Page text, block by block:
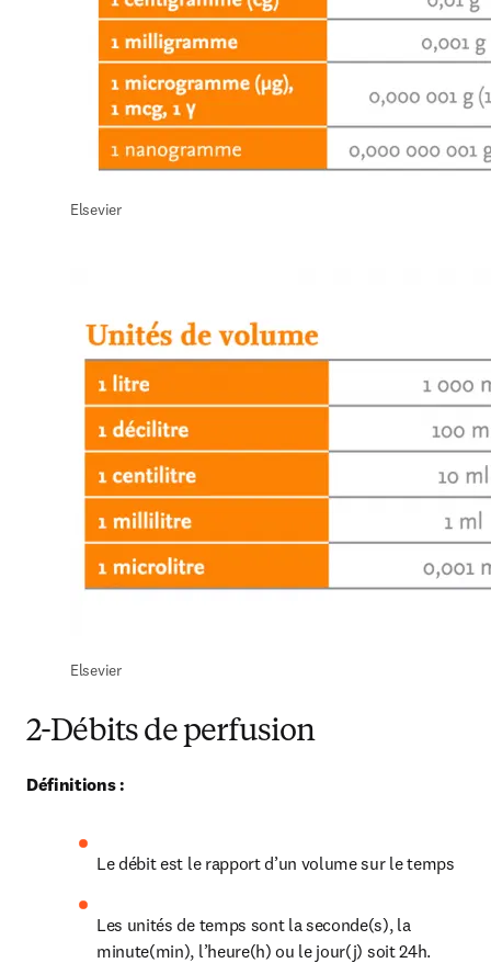
Elsevier
Elsevier
2-Débits de perfusion
Définitions :
Le débit est le rapport d’un volume sur le temps
Les unités de temps sont la seconde(s), la
minute(min), l’heure(h) ou le jour(j) soit 24h.